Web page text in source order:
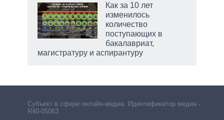
Как за 10 лет
изменилось
количество
поступающих в
бакалавриат,
магистратуру и аспирантуру
Субъект в сфере онлайн-медиа. Идентификатор медиа –
R40-05063